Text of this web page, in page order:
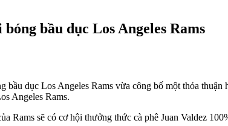
bầu dục Los Angeles Rams
dục Los Angeles Rams vừa công bố một thỏa thuận
Angeles Rams.
Rams sẽ có cơ hội thưởng thức cà phê Juan Valdez